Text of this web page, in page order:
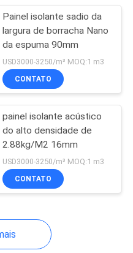
13
Painel isolante sadio da
largura de borracha Nano
da espuma 90mm
USD3000-3250/m³ MOQ:1 m3
CONTATO
painel isolante acústico
do alto densidade de
2.88kg/M2 16mm
USD3000-3250/m³ MOQ:1 m3
CONTATO